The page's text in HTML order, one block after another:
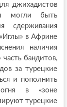
джихадистов
могли быть
сдерживания
в Африне
наличия
бандитов,
за турецкие
и пополнить
в «зоне
турецкие